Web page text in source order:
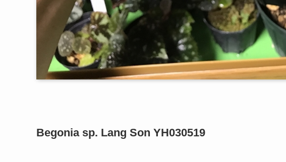
Begonia sp. Lang Son YH030519